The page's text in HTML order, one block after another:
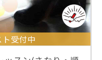
受付中